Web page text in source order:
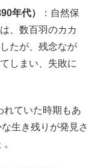
年代）
：自然保
、数百羽のカカ
たが、残念なが
しまい、失敗に
れていた時期もあ
生き残りが発見さ